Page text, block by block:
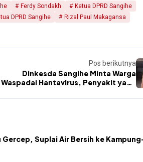
Ferdy Sondakh
Ketua DPRD Sangihe
DPRD Sangihe
Rizal Paul Makagansa
Pos berikutnya
Dinkesda Sangihe Minta Warga
Waspadai Hantavirus, Penyakit yang
Suplai Air Bersih ke